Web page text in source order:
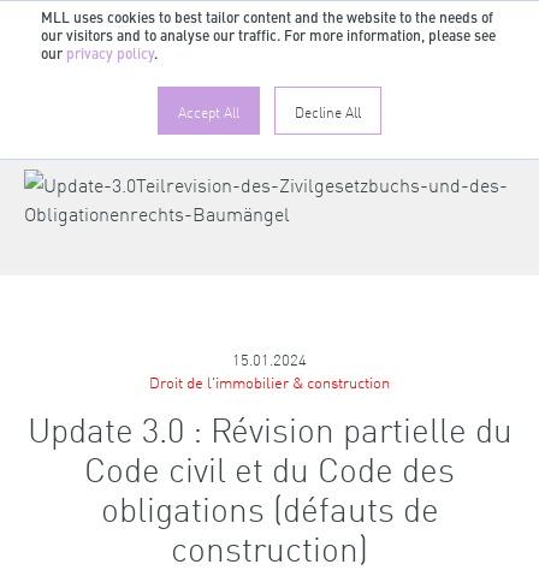
MLL uses cookies to best tailor content and the website to the needs of
our visitors and to analyse our traffic. For more information, please see
our privacy policy.
Accept All Decline All
FR
15.01.2024
Droit de l'immobilier & construction
Update 3.0 : Révision partielle du
Code civil et du Code des
obligations (défauts de
construction)